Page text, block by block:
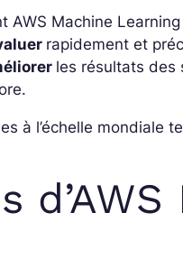
AWS Machine
rapidement et
les résultats des
à l’échelle mondiale